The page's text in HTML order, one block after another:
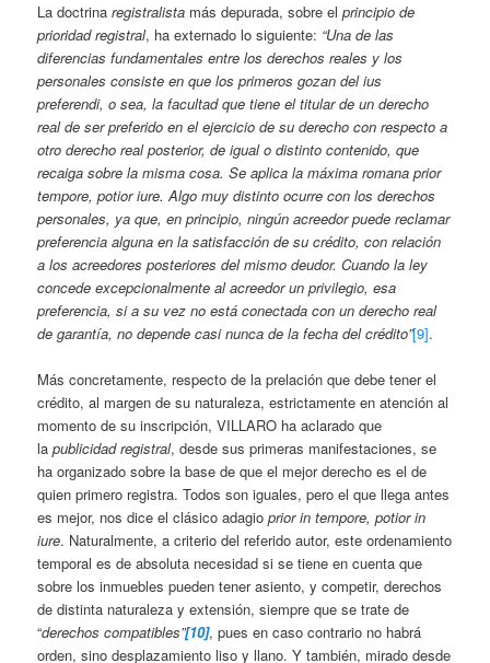
La doctrinaregistralista más depurada, sobre elprincipio de
prioridad registral, ha externado lo siguiente: “Una de las
diferencias fundamentales entre los derechos reales y los
personales consiste en que los primeros gozan del ius
preferendi, o sea, la facultad que tiene el titular de un derecho
real de ser preferido en el ejercicio de su derecho con respecto a
otro derecho real posterior, de igual o distinto contenido, que
recaiga sobre la misma cosa. Se aplica la máxima romana prior
tempore, potior iure. Algo muy distinto ocurre con los derechos
personales, ya que, en principio, ningún acreedor puede reclamar
preferencia alguna en la satisfacción de su crédito, con relación
a los acreedores posteriores del mismo deudor. Cuando la ley
concede excepcionalmente al acreedor un privilegio, esa
preferencia, si a su vez no está conectada con un derecho real
de garantía, no depende casi nunca de la fecha del crédito”[9].
Más concretamente, respecto de la prelación que debe tener el
crédito, al margen de su naturaleza, estrictamente en atención al
momento de su inscripción, VILLARO ha aclarado que
lapublicidad registral, desde sus primeras manifestaciones, se
ha organizado sobre la base de que el mejor derecho es el de
quien primero registra. Todos son iguales, pero el que llega antes
es mejor, nos dice el clásico adagioprior in tempore, potior in
iure. Naturalmente, a criterio del referido autor, este ordenamiento
temporal es de absoluta necesidad si se tiene en cuenta que
sobre los inmuebles pueden tener asiento, y competir, derechos
de distinta naturaleza y extensión, siempre que se trate de
“derechos compatibles”[10], pues en caso contrario no habrá
orden, sino desplazamiento liso y llano. Y también, mirado desde